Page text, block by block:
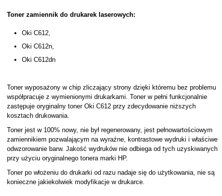
Toner zamiennik do drukarek laserowych:
Oki C612,
Oki C612n,
Oki C612dn
Toner wyposażony w chip zliczający strony dzięki któremu bez problemu
współpracuje z wymienionymi drukarkami. Toner w pełni funkcjonalnie
zastępuje oryginalny toner Oki C612 przy zdecydowanie niższych
kosztach drukowania.
Toner jest w 100% nowy, nie był regenerowany, jest pełnowartościowym
zamiennikiem pozwalającym na wyraźne, kontrastowe wydruki i właściwe
odwzorowanie barw. Jakość wydruków nie odbiega od tych uzyskiwanych
przy użyciu oryginalnego tonera marki HP.
Toner po włożeniu do drukarki od razu nadaje się do użytkowania, nie są
konieczne jakiekolwiek modyfikacje w drukarce.